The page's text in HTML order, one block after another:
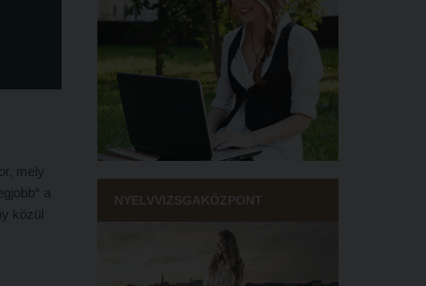
mely
a
közül
NYELVVIZSGAKÖZPONT